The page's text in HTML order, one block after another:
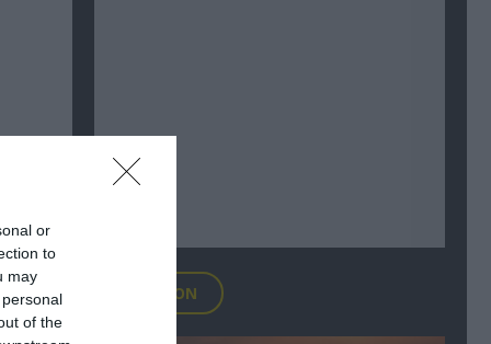
or
to
may
of the
FOCUS ON